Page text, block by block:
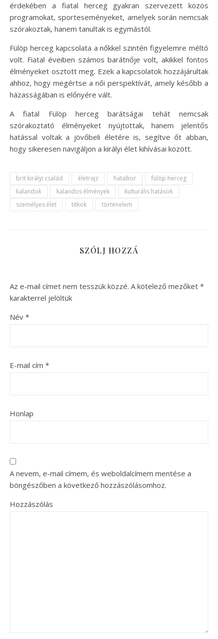
érdekében a fiatal herceg gyakran szervezett közös
programokat, sporteseményeket, amelyek során nemcsak
szórakoztak, hanem tanultak is egymástól.
Fülöp herceg kapcsolata a nőkkel szintén figyelemre méltó
volt. Fiatal éveiben számos barátnője volt, akikkel fontos
élményeket osztott meg. Ezek a kapcsolatok hozzájárultak
ahhoz, hogy megértse a női perspektívát, amely később a
házasságában is előnyére vált.
A fiatal Fülöp herceg barátságai tehát nemcsak
szórakoztató élményeket nyújtottak, hanem jelentős
hatással voltak a jövőbeli életére is, segítve őt abban,
hogy sikeresen navigáljon a királyi élet kihívásai között.
brit királyi család életrajz fiatalkor
fülöp herceg
kalandok
kalandos élmények
kulturális hatások
személyes élet
titkok történelem
SZÓLJ HOZZÁ
Az e-mail címet nem tesszük közzé. A kötelező mezőket *
karakterrel jelöltük
Név *
E-mail cím *
Honlap
A nevem, e-mail címem, és weboldalcímem mentése a
böngészőben a következő hozzászólásomhoz.
Hozzászólás